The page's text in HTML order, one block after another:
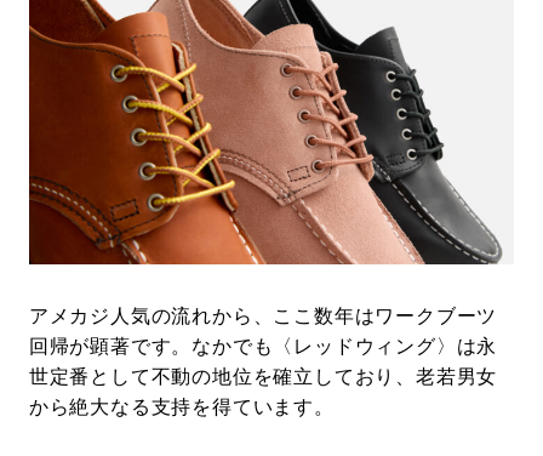
#Commune H #FOCUS IT #AH.H
#ととけん #FASHION #MUSIC #MOVIE
#LIFESTYLE #SNEAKER #OUTDOOR
#SPORTS #HANDSOME HANDBOOK
アメカジ人気の流れから、ここ数年はワークブーツ
回帰が顕著です。なかでも〈レッドウィング〉は永
世定番として不動の地位を確立しており、老若男女
から絶大なる支持を得ています。